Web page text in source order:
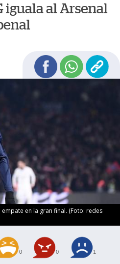
iguala al Arsenal
en la gran final. (Foto: redes
0 0 1